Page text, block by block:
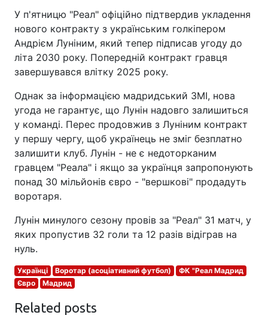
У п'ятницю "Реал" офіційно підтвердив укладення
нового контракту з українським голкіпером
Андрієм Луніним, який тепер підписав угоду до
літа 2030 року. Попередній контракт гравця
завершувався влітку 2025 року.
Однак за інформацією мадридський ЗМІ, нова
угода не гарантує, що Лунін надовго залишиться
у команді. Перес продовжив з Луніним контракт
у першу чергу, щоб українець не зміг безплатно
залишити клуб. Лунін - не є недоторканим
гравцем "Реала" і якщо за українця запропонують
понад 30 мільйонів євро - "вершкові" продадуть
воротаря.
Лунін минулого сезону провів за "Реал" 31 матч, у
яких пропустив 32 голи та 12 разів відіграв на
нуль.
Українці Воротар (асоціативний футбол)
ФК "Реал Мадрид
Євро
Мадрид
Related posts